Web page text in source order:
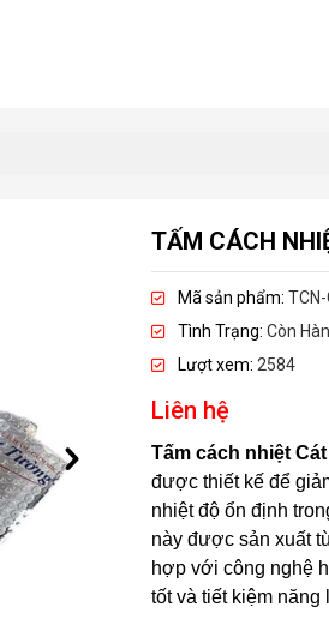
TẤM CÁCH
Mã sản phẩm:
Tình Trạng: Còn
Lượt xem: 2584
Liên hệ
Tấm cách nhiệt
được thiết kế để
nhiệt độ ổn định
này được sản xuất
hợp với công nghệ
tốt và tiết kiệm năng